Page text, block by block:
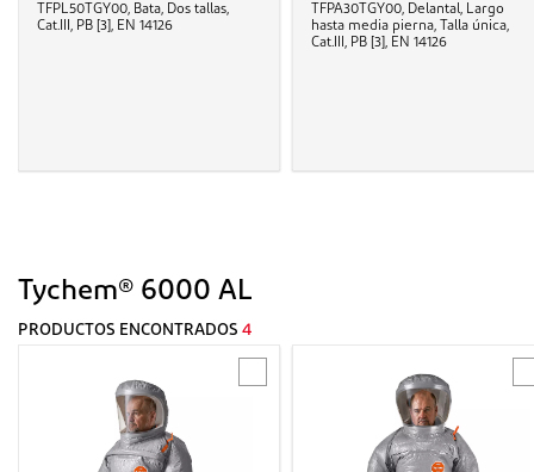
TFPL50TGY00, Bata, Dos tallas,
Cat.III, PB [3], EN 14126
TFPA30TGY00, Delantal, Largo
hasta media pierna, Talla única,
Cat.III, PB [3], EN 14126
Tychem® 6000 AL
PRODUCTOS ENCONTRADOS 4